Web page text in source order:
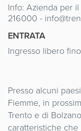
Info: Azienda per il
216000 -
ENTRATA
Ingresso libero
Presso alcuni
Fiemme, in
Trento e di
caratteristiche